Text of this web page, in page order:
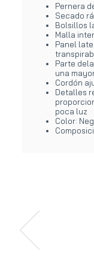
Pernera
Secado
Bolsillos
Malla
Panel
Parte
una
Cordón
Detalles
poca luz
Color: